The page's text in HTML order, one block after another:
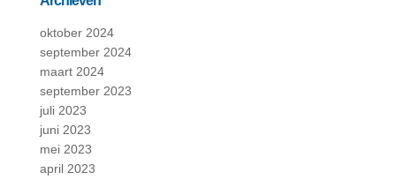
oktober 2024
september 2024
maart 2024
september 2023
juli 2023
juni 2023
mei 2023
april 2023